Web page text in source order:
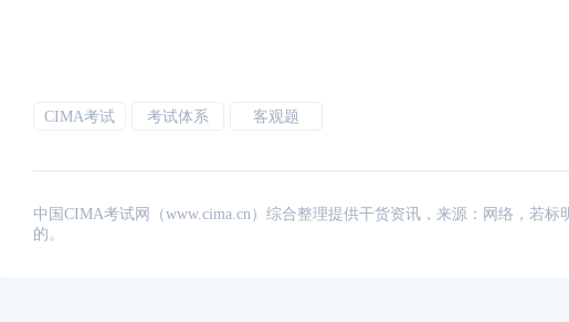
CIMA考试 考试体系 客观题
中国CIMA考试网（www.cima.cn）综合整理提供干货资讯，来源：网络，若
的。
考生关注